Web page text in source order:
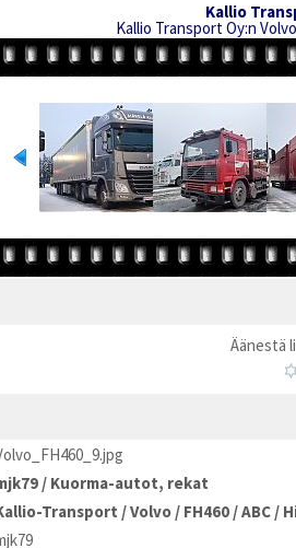
Kallio
Kallio Transport Oy:n
Äänestä
/ Kuorma-autot, rekat
Transport /Volvo / FH460 /ABC /